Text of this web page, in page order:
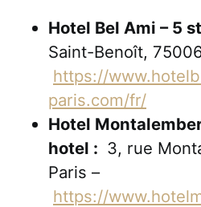
Hotel Bel Ami – 5
Saint-Benoît,
https://
paris.com/fr/
Hotel
hotel : 3, rue
Paris –
https://